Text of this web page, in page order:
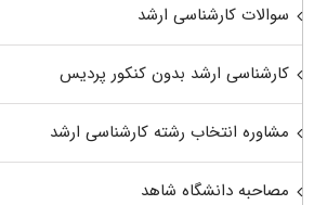
سوالات کارشناسی ارشد
کارشناسی ارشد بدون کنکور پردیس
مشاوره انتخاب رشته کارشناسی ارشد
مصاحبه دانشگاه شاهد